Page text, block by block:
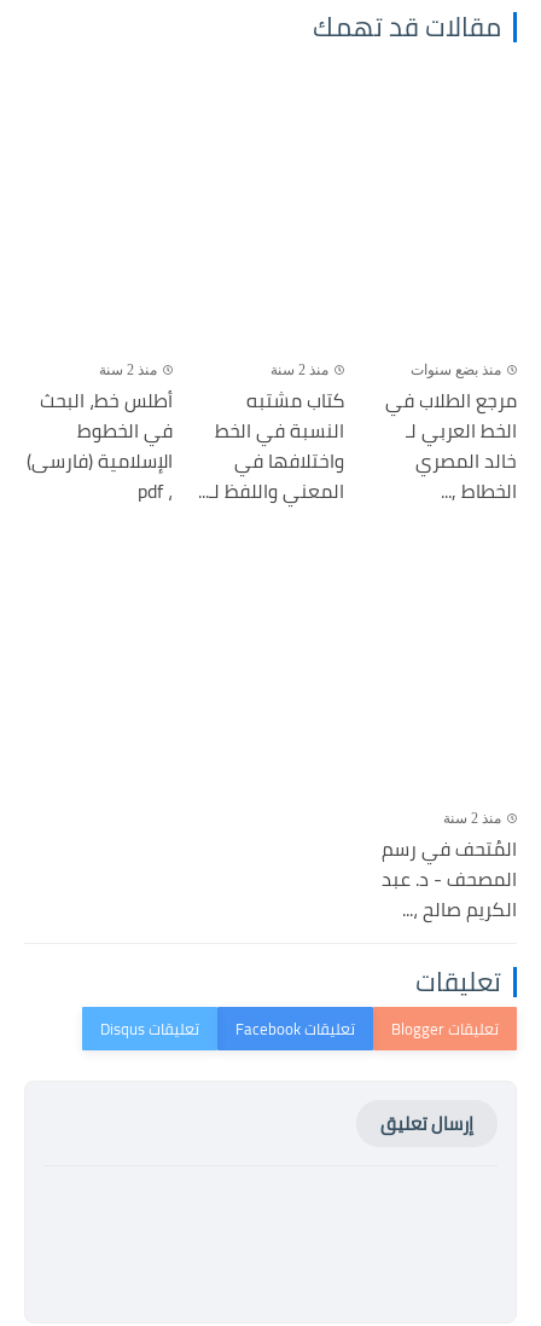
مقالات قد تهمك
منذ بضع سنوات
مرجع الطلاب في
الخط العربي لـ
خالد المصري
الخطاط ,...
منذ 2 سنة
كتاب مشتبه
النسبة في الخط
واختلافها في
المعني واللفظ لـ...
منذ 2 سنة
أطلس خط، البحث
في الخطوط
الإسلامية (فارسى)
، pdf
منذ 2 سنة
المُتحف في رسم
المصحف - د. عبد
الكريم صالح ،...
تعليقات
إرسال تعليق